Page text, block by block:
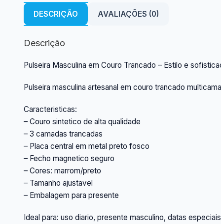
DESCRIÇÃO AVALIAÇÕES (0)
Descrição
Pulseira Masculina em Couro Trancado – Estilo e
Pulseira masculina artesanal em couro trancado
Caracteristicas:
– Couro sintetico de alta qualidade
– 3 camadas trancadas
– Placa central em metal preto fosco
– Fecho magnetico seguro
– Cores: marrom/preto
– Tamanho ajustavel
– Embalagem para presente
Ideal para: uso diario, presente masculino, datas